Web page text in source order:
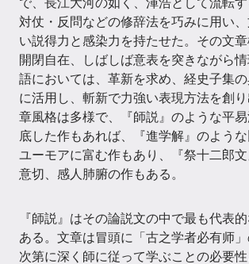
対仗・反問などの修辞法を巧みに用い
い説得力と感染力を持たせた。その文章
開閉自在、しばしば意表を突きながら
語においては、革新を求め、経史子集
に活用し、斬新で力強い表現方法を創
章風格は多様で、『師説』のような平
底した作もあれば、『進学解』のよう
ユーモアに富む作もあり、『祭十二郎
意切、感人肺腑の作もある。
『師説』はその論説文の中で最も代表
ある。文章は冒頭に「古之学者必有师」
次第に深く師に従って学ぶことの必要